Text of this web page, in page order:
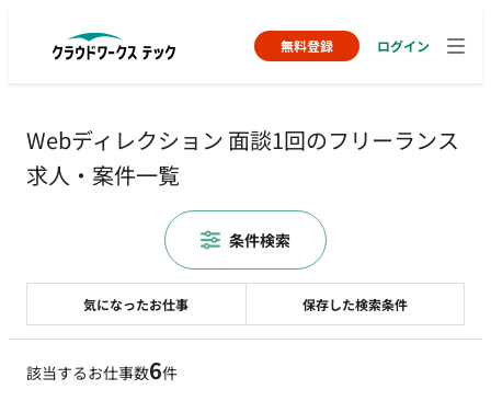
無料登録 ログイン
Webディレクション 面談1回のフリーランス
求人・案件一覧
該当するお仕事数6件
気になったお仕事 保存した検索条件
条件検索